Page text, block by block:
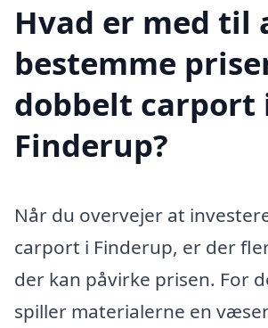
Hvad er med til
bestemme
dobbelt carport
Finderup?
Når du overvejer at
carport i Finderup, er der
der kan påvirke prisen. For
spiller materialerne en